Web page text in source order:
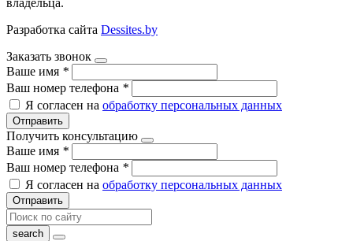
Разработка сайта Dessites.by
Заказать звонок
Ваше имя *
Ваш номер телефона *
Я согласен на обработку персональных данных
Отправить
Получить консультацию
Ваше имя *
Ваш номер телефона *
Я согласен на обработку персональных данных
Отправить